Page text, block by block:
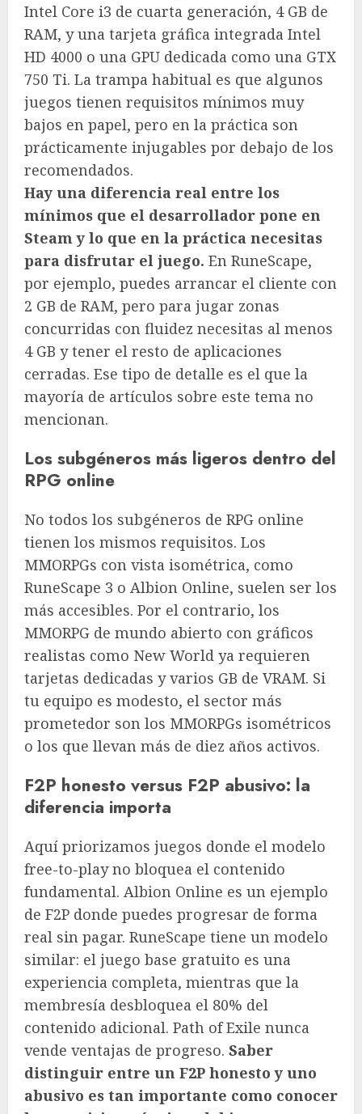
Intel Core i3 de cuarta generación, 4 GB de
RAM, y una tarjeta gráfica integrada Intel
HD 4000 o una GPU dedicada como una GTX
750 Ti. La trampa habitual es que algunos
juegos tienen requisitos mínimos muy
bajos en papel, pero en la práctica son
prácticamente injugables por debajo de los
recomendados.
Hay una diferencia real entre los
mínimos que el desarrollador pone en
Steam y lo que en la práctica necesitas
para disfrutar el juego. En RuneScape,
por ejemplo, puedes arrancar el cliente con
2 GB de RAM, pero para jugar zonas
concurridas con fluidez necesitas al menos
4 GB y tener el resto de aplicaciones
cerradas. Ese tipo de detalle es el que la
mayoría de artículos sobre este tema no
mencionan.
Los subgéneros más ligeros dentro del
RPG online
No todos los subgéneros de RPG online
tienen los mismos requisitos. Los
MMORPGs con vista isométrica, como
RuneScape 3 o Albion Online, suelen ser los
más accesibles. Por el contrario, los
MMORPG de mundo abierto con gráficos
realistas como New World ya requieren
tarjetas dedicadas y varios GB de VRAM. Si
tu equipo es modesto, el sector más
prometedor son los MMORPGs isométricos
o los que llevan más de diez años activos.
F2P honesto versus F2P abusivo: la
diferencia importa
Aquí priorizamos juegos donde el modelo
free-to-play no bloquea el contenido
fundamental. Albion Online es un ejemplo
de F2P donde puedes progresar de forma
real sin pagar. RuneScape tiene un modelo
similar: el juego base gratuito es una
experiencia completa, mientras que la
membresía desbloquea el 80% del
contenido adicional. Path of Exile nunca
vende ventajas de progreso. Saber
distinguir entre un F2P honesto y uno
abusivo es tan importante como conocer